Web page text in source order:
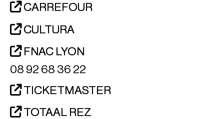
CARREFOUR
CULTURA
FNAC LYON
08 92 68 36 22
TICKETMASTER
TOTAAL REZ